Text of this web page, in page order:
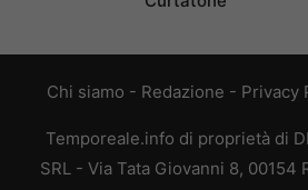
Chi siamo - Redazione - Privacy
Temporeale.info di proprietà di
SRL - Via Tata Giovanni 8, 00154